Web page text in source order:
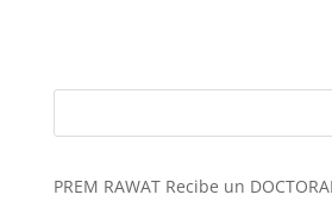
PREM RAWAT Recibe un